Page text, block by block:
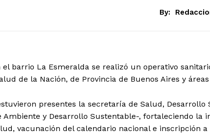
By:
el barrio La Esmeralda se realizó un operativo
de la Nación, de Provincia de Buenos Aires y
presentes la secretaría de Salud, Desarrollo
Ambiente y Desarrollo Sustentable-, fortaleciendo la
vacunación del calendario nacional e inscripción